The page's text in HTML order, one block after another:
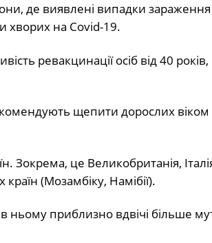
де виявлені випадки
хворих на Covid-19.
ревакцинації осіб від 40
щепити дорослих віком
Зокрема, це Великобританія,
(Мозамбіку, Намібії).
ньому приблизно вдвічі більше